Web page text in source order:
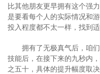
比其他朋友更早拥有这个强
是要看每个人的实际情况和
投入程度都不太一样，找到
拥有了无极真气后，咱
技能后，在接下来的九秒内
之五十，具体的提升幅度取